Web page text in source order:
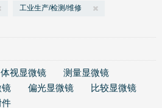
工业生产/检测/维修
体视显微镜
测量显微镜
镜 偏光显微镜
比较显微镜
件